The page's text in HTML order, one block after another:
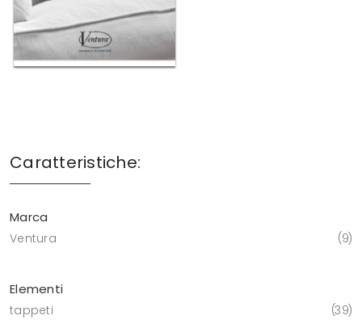
Caratteristiche:
Marca
Ventura 9
Elementi
tappeti 39